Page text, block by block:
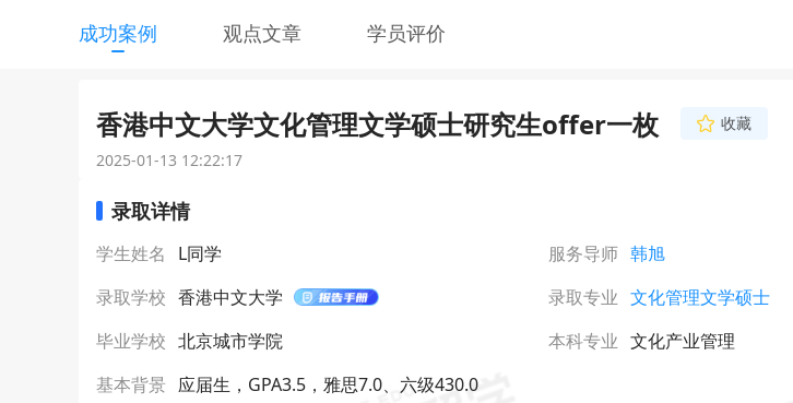
成功案例 观点文章 学员评价
香港中文大学文化管理文学硕士研究生offer一枚
收藏
2025-01-13 12:22:17
录取详情
学生姓名 L同学 服务导师 韩旭
录取学校 香港中文大学 录取专业 文化管理文学硕士
毕业学校 北京城市学院 本科专业 文化产业管理
基本背景 应届生，GPA3.5，雅思7.0、六级430.0